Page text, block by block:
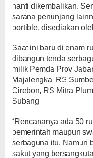
nanti dikembalikan.
sarana penunjang
portible, disediakan
Saat ini baru di enam
dibangun tenda
milik Pemda Prov
Majalengka, RS
Cirebon, RS Mitra
Subang.
“Rencananya ada 50
pemerintah maupun
serbaguna itu. Namun
sakut yang